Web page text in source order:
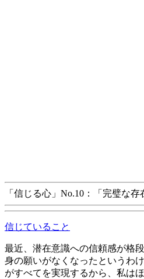
「信じる心」No.10：「完璧な存
信じていること
最近、潜在意識への信頼感が格
身の願いがなくなったというわ
がすべてを実現するから、私は